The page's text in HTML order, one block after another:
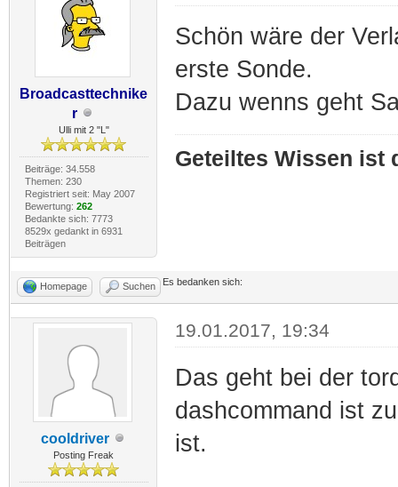
Broadcasttechnike
r
Ulli mit 2 "L"
Beiträge: 34.558
Themen: 230
Registriert seit: May 2007
Bewertung: 262
Bedankte sich: 7773
8529x gedankt in 6931
Beiträgen
Schön wäre der
erste Sonde.
Dazu wenns geht
Geteiltes Wissen ist
Homepage Suchen Es bedanken sich:
cooldriver
Posting Freak
19.01.2017, 19:34
Das geht bei der
dashcommand ist
ist.